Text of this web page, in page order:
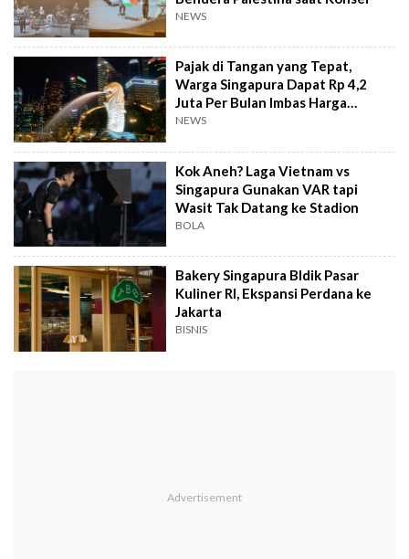
NEWS
Pajak di Tangan yang Tepat,
Warga Singapura Dapat Rp 4,2
Juta Per Bulan Imbas Harga
Minyak Naik
NEWS
Kok Aneh? Laga Vietnam vs
Singapura Gunakan VAR tapi
Wasit Tak Datang ke Stadion
BOLA
Bakery Singapura BIdik Pasar
Kuliner RI, Ekspansi Perdana ke
Jakarta
BISNIS